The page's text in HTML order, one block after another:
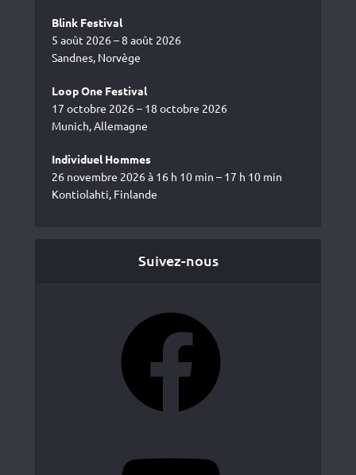
Blink Festival
5 août 2026 – 8 août 2026
Sandnes, Norvège
Loop One Festival
17 octobre 2026 – 18 octobre 2026
Munich, Allemagne
Individuel Hommes
26 novembre 2026 à 16 h 10 min – 17 h 10 min
Kontiolahti, Finlande
Suivez-nous